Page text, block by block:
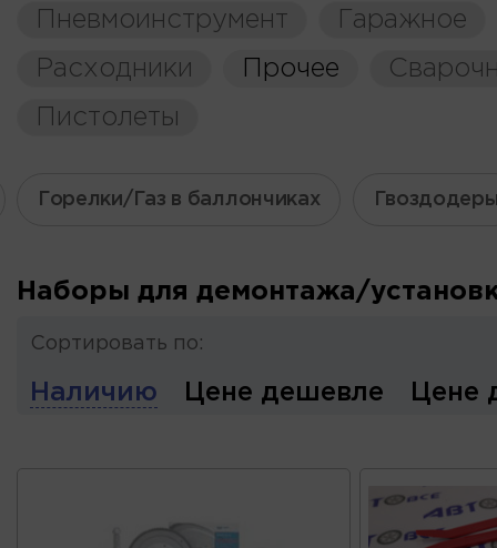
Пневмоинструмент
Гаражное
Расходники
Прочее
Пистолеты
Горелки/Газ в баллончиках
Наборы для демонтажа/
Сортировать по:
Наличию Цене дешевле Цене